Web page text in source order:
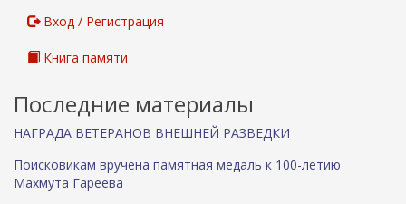
Вход / Регистрация
Книга памяти
Последние материалы
НАГРАДА ВЕТЕРАНОВ ВНЕШНЕЙ РАЗВЕДКИ
Поисковикам вручена памятная медаль к 100-летию
Махмута Гареева